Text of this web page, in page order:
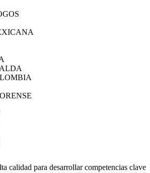
calidad para desarrollar competencias clave